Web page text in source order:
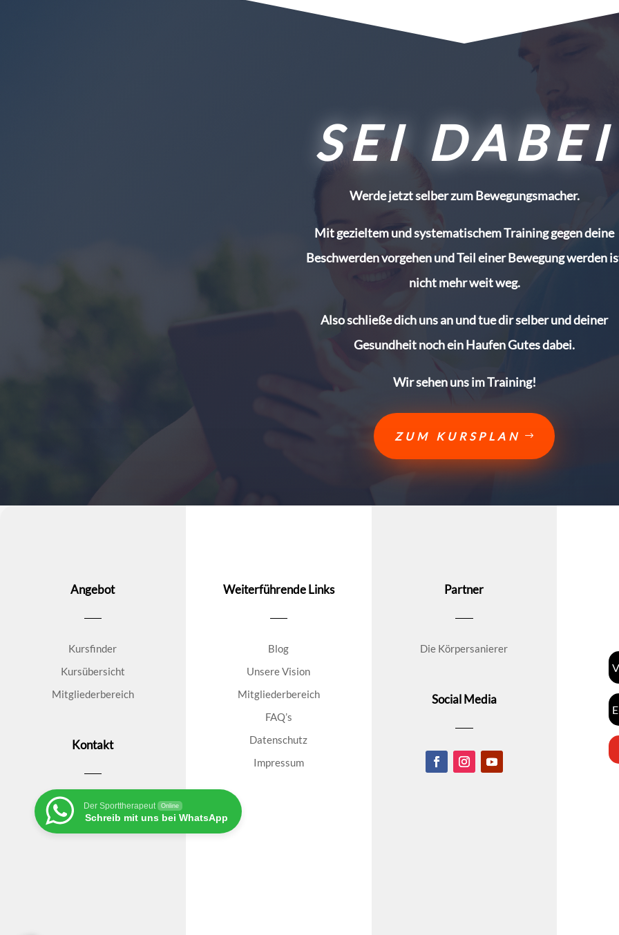
SEI DABEI
Werde jetzt selber zum Bewegungsmacher.
Mit gezieltem und systematischem Training gegen deine
Beschwerden vorgehen und Teil einer Bewegung werden
nicht mehr weit weg.
Also schließe dich uns an und tue dir selber und deiner
Gesundheit noch ein Haufen Gutes dabei.
Wir sehen uns im Training!
ZUM KURSPLAN
Angebot
Kursfinder
Kursübersicht
Mitgliederbereich
Kontakt
Der Sporttherapeut Online
Schreib mit uns bei WhatsApp
Weiterführende Links
Blog
Unsere Vision
Mitgliederbereich
FAQ’s
Datenschutz
Impressum
Partner
Die Körpersanierer
Social Media